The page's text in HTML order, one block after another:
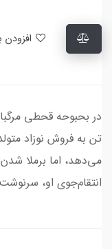
در بحبوحه قحطی
تن به فروش نوزاد
می‌دهد، اما برملا
انتقام‌جوی او،